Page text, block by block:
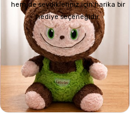
hem de sevdikleriniz için harika bir
hediye seçeneğidir.